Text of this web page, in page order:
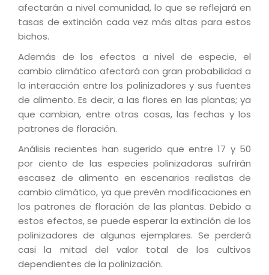
afectarán a nivel comunidad, lo que se reflejará en
tasas de extinción cada vez más altas para estos
bichos.
Además de los efectos a nivel de especie, el
cambio climático afectará con gran probabilidad a
la interacción entre los polinizadores y sus fuentes
de alimento. Es decir, a las flores en las plantas; ya
que cambian, entre otras cosas, las fechas y los
patrones de floración.
Análisis recientes han sugerido que entre 17 y 50
por ciento de las especies polinizadoras sufrirán
escasez de alimento en escenarios realistas de
cambio climático, ya que prevén modificaciones en
los patrones de floración de las plantas. Debido a
estos efectos, se puede esperar la extinción de los
polinizadores de algunos ejemplares. Se perderá
casi la mitad del valor total de los cultivos
dependientes de la polinización.